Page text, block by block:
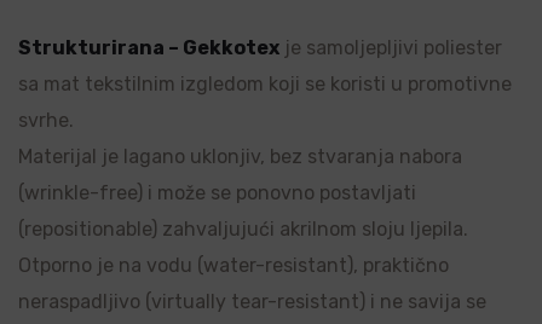
Strukturirana – Gekkotex je samoljepljivi poliester
sa mat tekstilnim izgledom koji se koristi u promotivne
svrhe.
Materijal je lagano uklonjiv, bez stvaranja nabora
(wrinkle-free) i može se ponovno postavljati
(repositionable) zahvaljujući akrilnom sloju ljepila.
Otporno je na vodu (water-resistant), praktično
neraspadljivo (virtually tear-resistant) i ne savija se